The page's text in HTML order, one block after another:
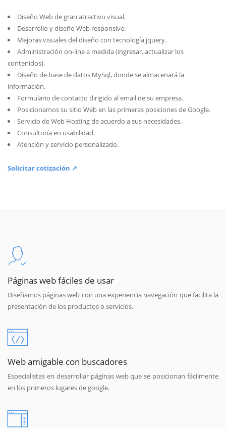
Diseño Web de gran atractivo visual.
Desarrollo y diseño Web responsive.
Mejoras visuales del diseño con tecnología jquery.
Administración on-line a medida (ingresar, actualizar los
contenidos).
Diseño de base de datos MySql, donde se almacenará la
información.
Formulario de contacto dirigido al email de su empresa.
Posicionamos su sitio Web en las primeras posiciones de Google.
Servicio de Web Hosting de acuerdo a sus necesidades.
Consultoría en usabilidad.
Atención y servicio personalizado.
Solicitar cotización ↗
Páginas web fáciles de usar
Diseñamos páginas web con una experiencia navegación que facilita la
presentación de los productos o servicios.
Web amigable con buscadores
Especialistas en desarrollar páginas web que se posicionan fácilmente
en los primeros lugares de google.